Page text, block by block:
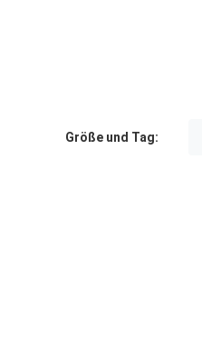
Größe und Tag: